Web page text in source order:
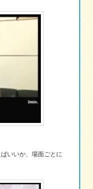
いいか、場面ごとに